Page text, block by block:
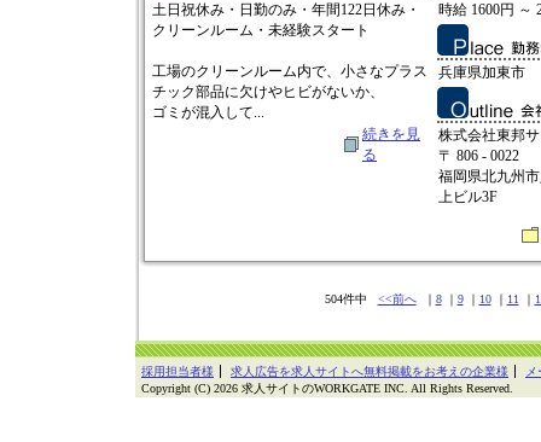
土日祝休み・日勤のみ・年間122日休み・
クリーンルーム・未経験スタート
工場のクリーンルーム内で、小さなプラス
チック部品に欠けやヒビがないか、
ゴミが混入して...
続きを見
る
時給 1600円 ～
兵庫県加東市
株式会社東邦
〒 806 - 0022
福岡県北九州
上ビル3F
504件中 <<前へ｜ 8｜ 9｜ 10｜ 11 ｜
採用担当者様 求人広告を求人サイトへ無料掲載をお考えの企業様
Copyright (C) 2026 求人サイトのWORKGATE INC. All Rights Reserved.